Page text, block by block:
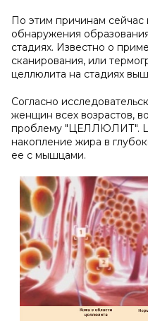
По этим причинам сейчас
обнаружения
стадиях. Известно о
сканирования, или
целлюлита на стадиях
Согласно
женщин всех возрастов,
проблему "ЦЕЛЛЮЛИТ".
накопление жира в
ее с мышцами.